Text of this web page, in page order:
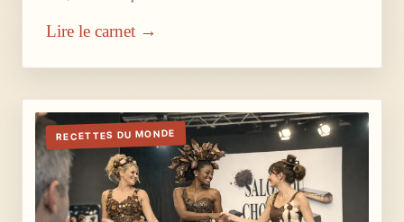
Lire le carnet →
RECETTES DU MONDE